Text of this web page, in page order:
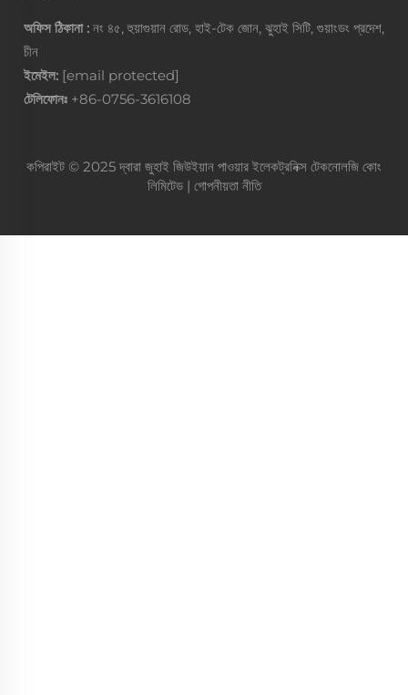
অফিস ঠিকানা : নং ৪৫, হুয়াগুয়ান রোড, হাই-টেক জোন, ঝুহাই সিটি, গুয়াংডং প্রদেশ,
চীন
ইমেইল: [email protected]
টেলিফোনঃ +86-0756-3616108
কপিরাইট © 2025 দ্বারা জুহাই জিউইয়ান পাওয়ার ইলেকট্রনিক্স টেকনোলজি কোং
লিমিটেড | গোপনীয়তা নীতি